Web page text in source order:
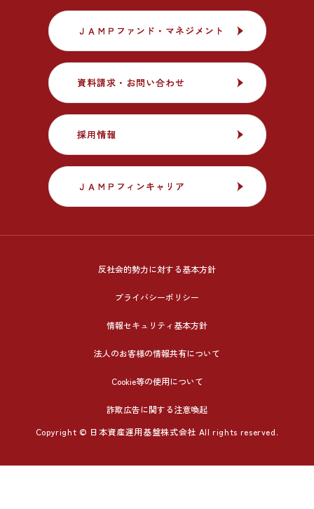
ＪＡＭＰファンド・マネジメント
ＪＡＭＰファンド・マネジメント
資料請求・お問い合わせ
資料請求・お問い合わせ
採用情報
採用情報
ＪＡＭＰフィンキャリア
ＪＡＭＰフィンキャリア
反社会的勢力に対する基本方針
プライバシーポリシー
情報セキュリティ基本方針
法人のお客様の情報共有について
Cookie等の使用について
詐欺広告に関する注意喚起
Copyright © 日本資産運用基盤株式会社 All rights reserved.